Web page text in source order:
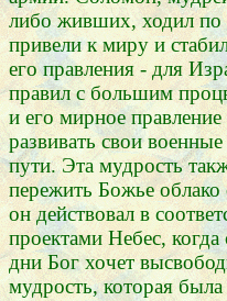
либо живших, ходил по
привели к миру и
его правления - для
правил с большим
и его мирное
развивать свои
пути. Эта мудрость
пережить Божье облако
он действовал в
проектами Небес, когда
дни Бог хочет
мудрость, которая